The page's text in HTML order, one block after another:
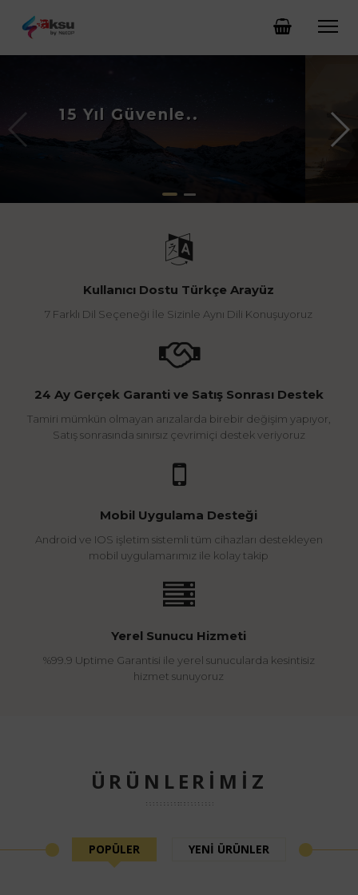
15 Yıl Güvenle..
Kullanıcı Dostu Türkçe Arayüz
7 Farklı Dil Seçeneği İle Sizinle Aynı Dili Konuşuyoruz
24 Ay Gerçek Garanti ve Satış Sonrası Destek
Tamiri mümkün olmayan arızalarda birebir değişim yapıyor,
Satış sonrasında sınırsız çevrimiçi destek veriyoruz
Mobil Uygulama Desteği
Android ve IOS işletim sistemli tüm cihazları destekleyen
mobil uygulamarımız ile kolay takip
Yerel Sunucu Hizmeti
%99.9 Uptime Garantisi ile yerel sunucularda kesintisiz
hizmet sunuyoruz
ÜRÜNLERİMİZ
POPÜLER YENİ ÜRÜNLER